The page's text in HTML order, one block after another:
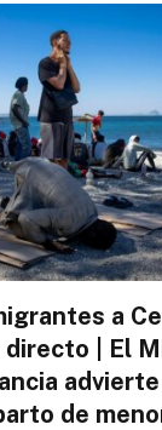
a
directo | El
de